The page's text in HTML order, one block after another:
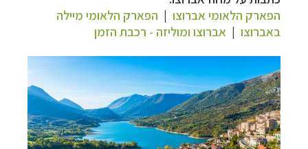
הפארק הלאומי אברוצו | הפארק הלאומי מיילה
באברוצו | אברוצו ומוליזה - רכבת הזמן